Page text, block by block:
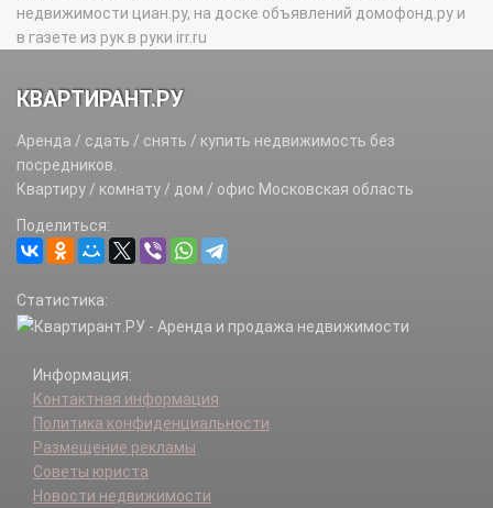
недвижимости циан.ру, на доске объявлений домофонд.ру и
в газете из рук в руки irr.ru
КВАРТИРАНТ.РУ
Аренда / сдать / снять / купить недвижимость без
посредников.
Квартиру / комнату / дом / офис Московская область
Поделиться:
Статистика:
Информация:
Контактная информация
Политика конфиденциальности
Размещение рекламы
Советы юриста
Новости недвижимости